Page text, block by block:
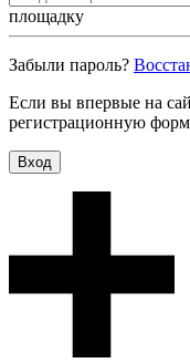
площадку
Забыли пароль?
Если вы впервые на
регистрационную
Вход